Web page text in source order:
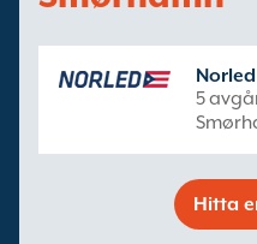
Norled
5
Hitta